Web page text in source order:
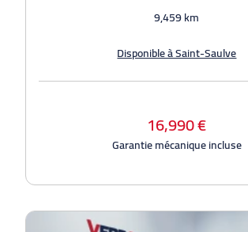
9,459 km
Disponible à Saint-Saulve
16,990 €
Garantie mécanique incluse